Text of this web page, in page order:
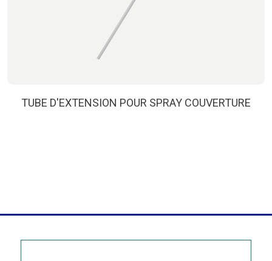
TUBE D'EXTENSION POUR SPRAY COUVERTURE